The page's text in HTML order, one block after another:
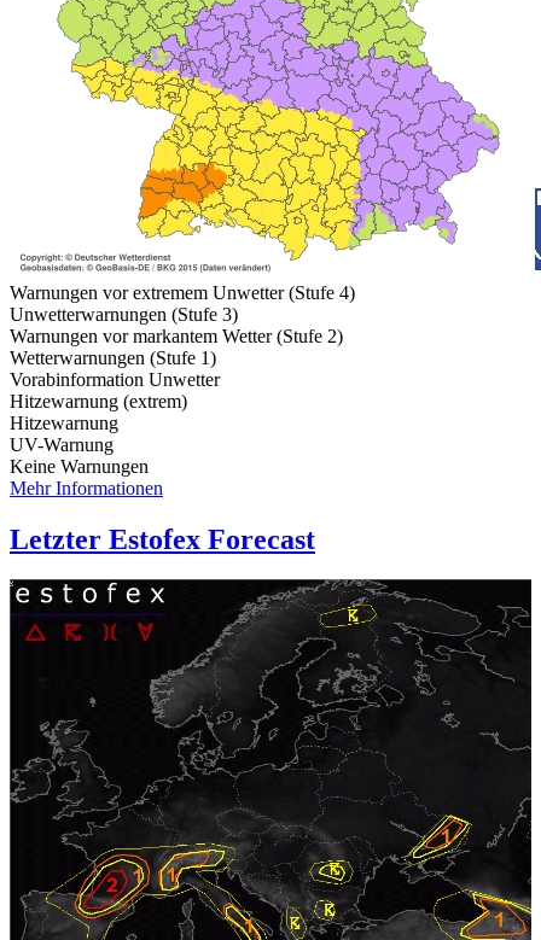
Warnungen vor extremem Unwetter (Stufe 4)
Unwetterwarnungen (Stufe 3)
Warnungen vor markantem Wetter (Stufe 2)
Wetterwarnungen (Stufe 1)
Vorabinformation Unwetter
Hitzewarnung (extrem)
Hitzewarnung
UV-Warnung
Keine Warnungen
Mehr Informationen
Letzter Estofex Forecast